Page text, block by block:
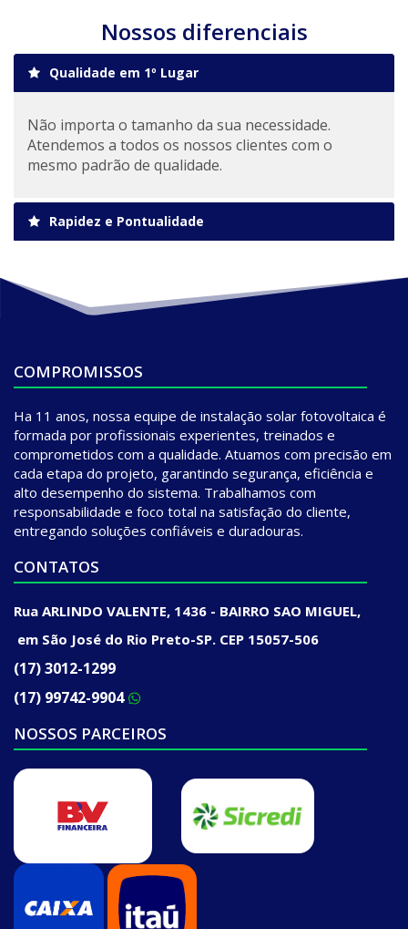
Nossos diferenciais
Qualidade em 1º Lugar
Não importa o tamanho da sua necessidade.
Atendemos a todos os nossos clientes com o
mesmo padrão de qualidade.
Rapidez e Pontualidade
COMPROMISSOS
Ha 11 anos, nossa equipe de instalação solar fotovoltaica é
formada por profissionais experientes, treinados e
comprometidos com a qualidade. Atuamos com precisão em
cada etapa do projeto, garantindo segurança, eficiência e
alto desempenho do sistema. Trabalhamos com
responsabilidade e foco total na satisfação do cliente,
entregando soluções confiáveis e duradouras.
CONTATOS
Rua ARLINDO VALENTE, 1436 - BAIRRO SAO MIGUEL,
em São José do Rio Preto-SP. CEP 15057-506
(17) 3012-1299
(17) 99742-9904
NOSSOS PARCEIROS